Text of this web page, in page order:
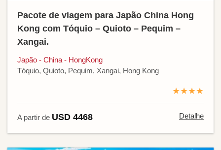
Pacote de viagem para Japão China Hong
Kong com Tóquio – Quioto – Pequim –
Xangai.
Japão - China - HongKong
Tóquio, Quioto, Pequim, Xangai, Hong Kong
★★★★
A partir de USD 4468 Detalhe